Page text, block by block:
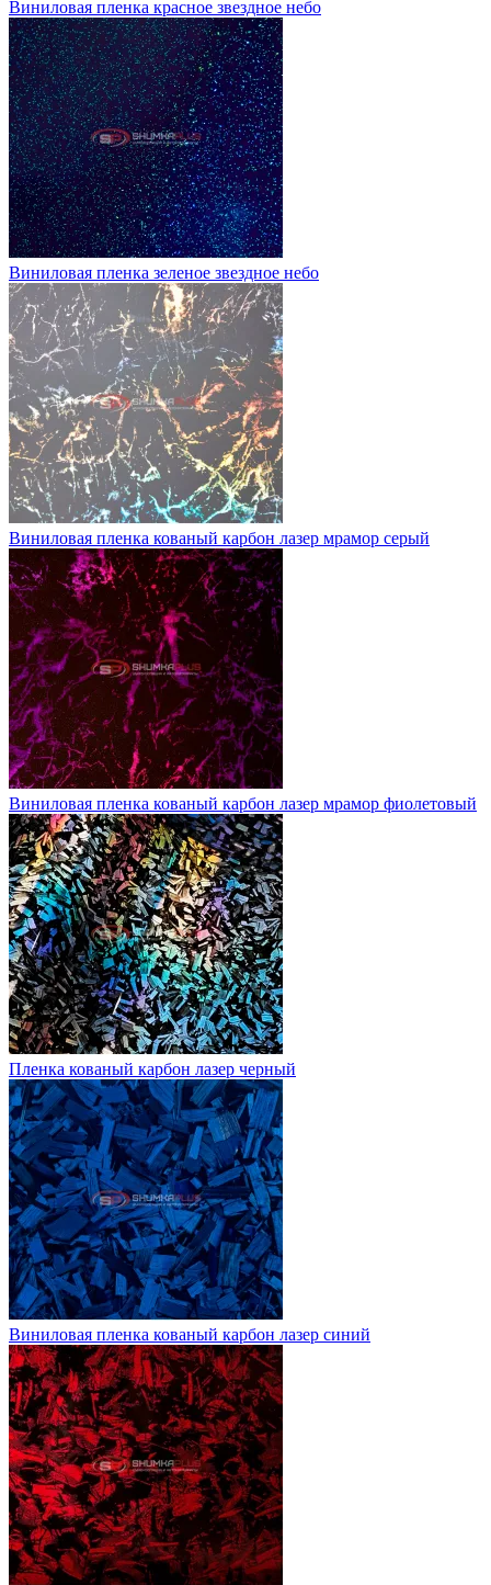
Виниловая пленка красное звездное небо
Виниловая пленка зеленое звездное небо
Виниловая пленка кованый карбон лазер мрамор серый
Виниловая пленка кованый карбон лазер мрамор фиолетовый
Пленка кованый карбон лазер черный
Виниловая пленка кованый карбон лазер синий